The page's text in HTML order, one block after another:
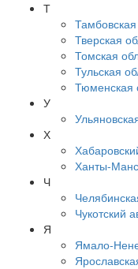
Т
Тверская
Томская
Тульская
Тюменская
У
Х
Ханты-
Ч
Чукотский
Я
Ямало-